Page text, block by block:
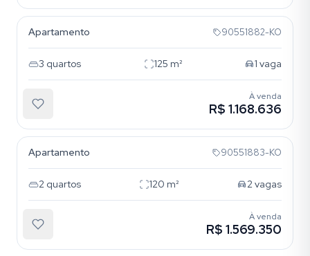
Apartamento 90551882-KO
3 quartos 125 m² 1 vaga
À venda
R$ 1.168.636
Apartamento 90551883-KO
2 quartos 120 m² 2vagas
À venda
R$ 1.569.350